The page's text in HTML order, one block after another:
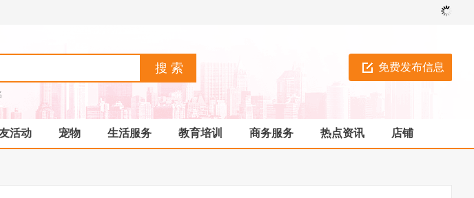
免费发布信息
活动 宠物 生活服务 教育培训 商务服务 热点资讯 店铺